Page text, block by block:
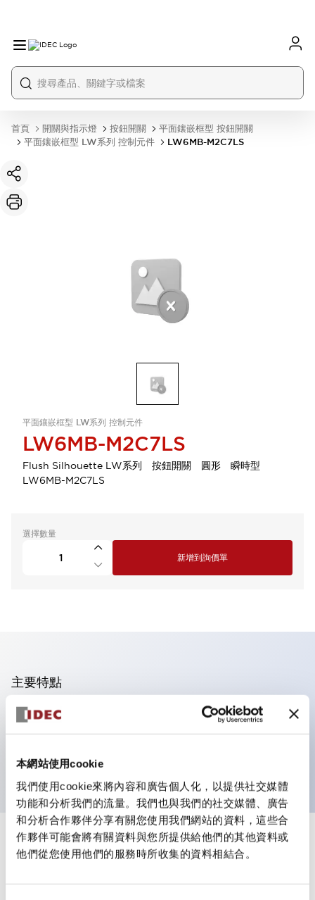
本網站使用cookie
我們使用cookie來將內容和廣告個人化，以提供社交媒體
功能和分析我們的流量。我們也與我們的社交媒體、廣告
和分析合作夥伴分享有關您使用我們網站的資料，這些合
作夥伴可能會將有關資料與您所提供給他們的其他資料或
他們從您使用他們的服務時所收集的資料相結合。
首頁 開關與指示燈 按鈕開關
平面鑲嵌框型 按鈕開關
平面鑲嵌框型 LW系列 控制元件
LW6MB-M2C7LS
平面鑲嵌框型 LW系列 控制元件
LW6MB-M2C7LS
Flush Silhouette LW系列 按鈕開關 圓形 瞬時型
LW6MB-M2C7LS
選擇數量
新增到詢價單
主要特點
可進行集合密著安裝
附鎖選擇開關採用高安全性的彈子鎖結構
防護結構為IP65（IEC60529）
規格